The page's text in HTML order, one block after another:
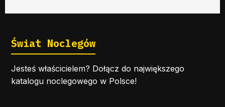
Świat Noclegów
Jesteś właścicielem? Dołącz do największego
katalogu noclegowego w Polsce!